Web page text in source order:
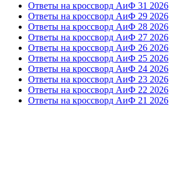
Ответы на кроссворд АиФ 31 2026
Ответы на кроссворд АиФ 29 2026
Ответы на кроссворд АиФ 28 2026
Ответы на кроссворд АиФ 27 2026
Ответы на кроссворд АиФ 26 2026
Ответы на кроссворд АиФ 25 2026
Ответы на кроссворд АиФ 24 2026
Ответы на кроссворд АиФ 23 2026
Ответы на кроссворд АиФ 22 2026
Ответы на кроссворд АиФ 21 2026